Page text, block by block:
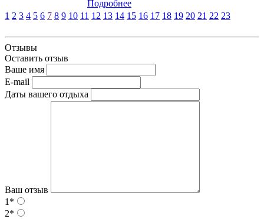
Подробнее
1 2 3 4 5 6 7 8 9 10 11 12 13 14 15 16 17 18 19 20 21 22 23
Отзывы
Оставить отзыв
Ваше имя
E-mail
Даты вашего отдыха
Ваш отзыв
1*
2*